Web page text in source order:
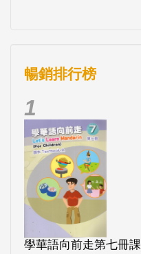
暢銷排行榜
1
學華語向前走第七冊